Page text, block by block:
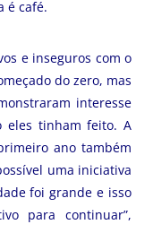
é café.
e inseguros com o
do zero, mas
interesse
eles tinham feito. A
ano também
uma iniciativa
foi grande e isso
para continuar”,